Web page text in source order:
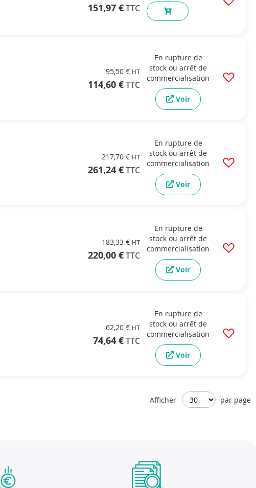
151,97 €
95,50 €
114,60 €
En rupture de
stock ou arrêt de
commercialisation
Voir
217,70 €
261,24 €
En rupture de
stock ou arrêt de
commercialisation
Voir
183,33 €
220,00 €
En rupture de
stock ou arrêt de
commercialisation
Voir
62,20 €
74,64 €
En rupture de
stock ou arrêt de
commercialisation
Voir
Afficher par page